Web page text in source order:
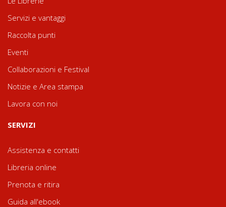
Servizi e vantaggi
Raccolta punti
Eventi
Collaborazioni e Festival
Notizie e Area stampa
Lavora con noi
SERVIZI
Assistenza e contatti
Libreria online
Prenota e ritira
Guida all'ebook